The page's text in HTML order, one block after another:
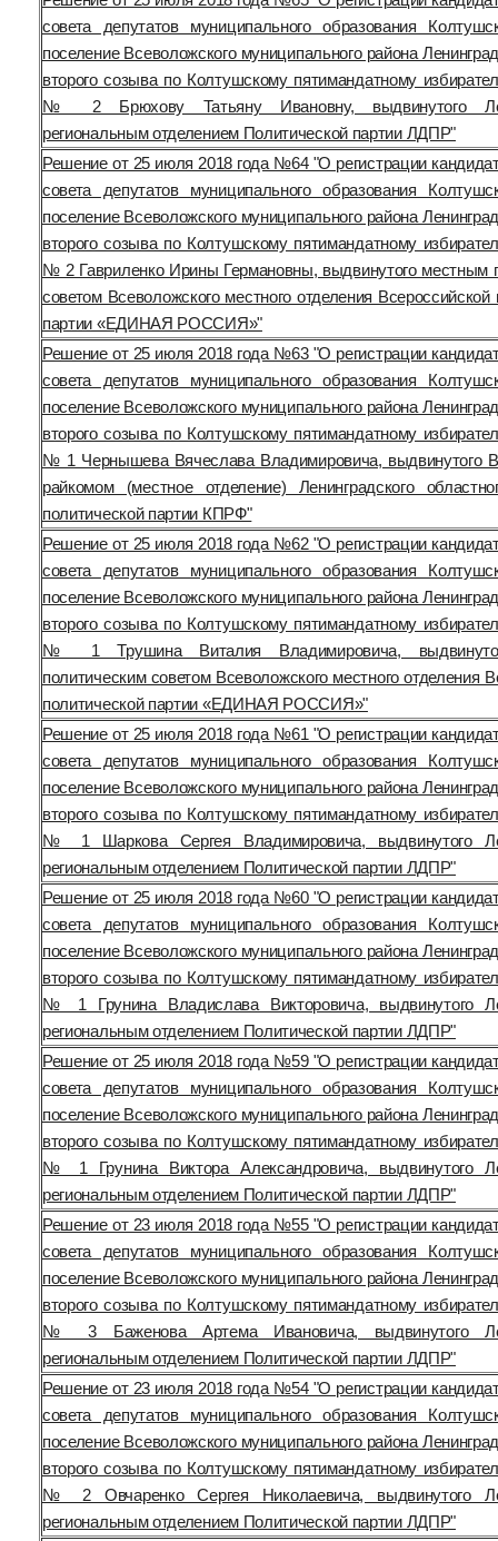
совета депутатов муниципального образования
поселение Всеволожского муниципального района
второго созыва по Колтушскому пятимандатному
№ 2 Брюхову Татьяну Ивановну, выдвинутого
региональным отделением Политической партии ЛДПР"
Решение от 25 июля 2018 года №64 "О регистрации
совета депутатов муниципального образования
поселение Всеволожского муниципального района
второго созыва по Колтушскому пятимандатному
№ 2 Гавриленко Ирины Германовны, выдвинутого местным
советом Всеволожского местного отделения Всероссийской
партии «ЕДИНАЯ РОССИЯ»"
Решение от 25 июля 2018 года №63 "О регистрации
совета депутатов муниципального образования
поселение Всеволожского муниципального района
второго созыва по Колтушскому пятимандатному
№ 1 Чернышева Вячеслава Владимировича, выдвинутого
райкомом (местное отделение) Ленинградского
политической партии КПРФ"
Решение от 25 июля 2018 года №62 "О регистрации
совета депутатов муниципального образования
поселение Всеволожского муниципального района
второго созыва по Колтушскому пятимандатному
№ 1 Трушина Виталия Владимировича,
политическим советом Всеволожского местного отделения
политической партии «ЕДИНАЯ РОССИЯ»"
Решение от 25 июля 2018 года №61 "О регистрации
совета депутатов муниципального образования
поселение Всеволожского муниципального района
второго созыва по Колтушскому пятимандатному
№ 1 Шаркова Сергея Владимировича, выдвинутого
региональным отделением Политической партии ЛДПР"
Решение от 25 июля 2018 года №60 "О регистрации
совета депутатов муниципального образования
поселение Всеволожского муниципального района
второго созыва по Колтушскому пятимандатному
№ 1 Грунина Владислава Викторовича, выдвинутого
региональным отделением Политической партии ЛДПР"
Решение от 25 июля 2018 года №59 "О регистрации
совета депутатов муниципального образования
поселение Всеволожского муниципального района
второго созыва по Колтушскому пятимандатному
№ 1 Грунина Виктора Александровича, выдвинутого
региональным отделением Политической партии ЛДПР"
Решение от 23 июля 2018 года №55 "О регистрации
совета депутатов муниципального образования
поселение Всеволожского муниципального района
второго созыва по Колтушскому пятимандатному
№ 3 Баженова Артема Ивановича, выдвинутого
региональным отделением Политической партии ЛДПР"
Решение от 23 июля 2018 года №54 "О регистрации
совета депутатов муниципального образования
поселение Всеволожского муниципального района
второго созыва по Колтушскому пятимандатному
№ 2 Овчаренко Сергея Николаевича, выдвинутого
региональным отделением Политической партии ЛДПР"